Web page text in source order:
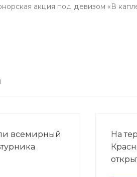
по
акция под девизом «В
всемирный
На